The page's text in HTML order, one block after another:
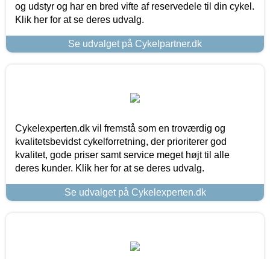
og udstyr og har en bred vifte af reservedele til din cykel.
Klik her for at se deres udvalg.
Se udvalget på Cykelpartner.dk
Cykelexperten.dk vil fremstå som en troværdig og
kvalitetsbevidst cykelforretning, der prioriterer god
kvalitet, gode priser samt service meget højt til alle
deres kunder. Klik her for at se deres udvalg.
Se udvalget på Cykelexperten.dk